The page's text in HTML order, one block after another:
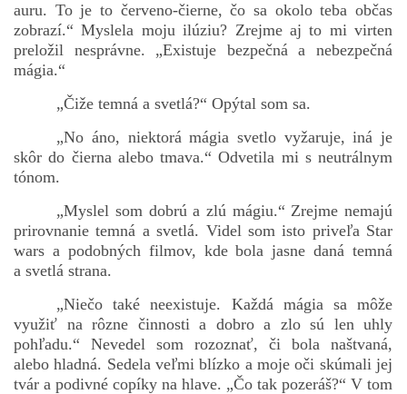
auru. To je to červeno-čierne, čo sa okolo teba občas
zobrazí.“ Myslela moju ilúziu? Zrejme aj to mi virten
preložil nesprávne. „Existuje bezpečná a nebezpečná
mágia.“
„Čiže temná a svetlá?“ Opýtal som sa.
„No áno, niektorá mágia svetlo vyžaruje, iná je
skôr do čierna alebo tmava.“ Odvetila mi s neutrálnym
tónom.
„Myslel som dobrú a zlú mágiu.“ Zrejme nemajú
prirovnanie temná a svetlá. Videl som isto priveľa Star
wars a podobných filmov, kde bola jasne daná temná
a svetlá strana.
„Niečo také neexistuje. Každá mágia sa môže
využiť na rôzne činnosti a dobro a zlo sú len uhly
pohľadu.“ Nevedel som rozoznať, či bola naštvaná,
alebo hladná. Sedela veľmi blízko a moje oči skúmali jej
tvár a podivné copíky na hlave. „Čo tak pozeráš?“ V tom